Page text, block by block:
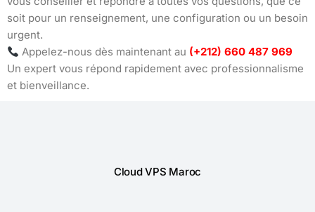
soit pour un renseignement, une configuration ou un besoin
urgent.
Appelez-nous dès maintenant au (+212) 660 487 969
Un expert vous répond rapidement avec professionnalisme
et bienveillance.
Cloud VPS Maroc